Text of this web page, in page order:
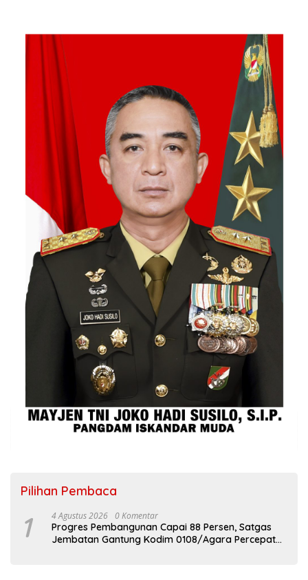
Pilihan Pembaca
1 4 Agustus 2026 0 Komentar
Progres Pembangunan Capai 88 Persen, Satgas
Jembatan Gantung Kodim 0108/Agara Percepat